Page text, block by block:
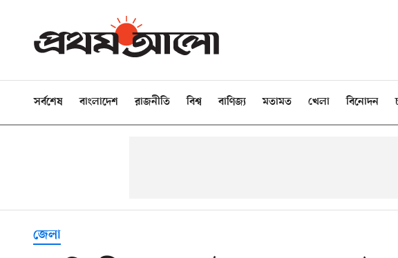
সর্বশেষ বাংলাদেশ রাজনীতি বিশ্ব বাণিজ্য মতামত খেলা বিনোদন
জেলা